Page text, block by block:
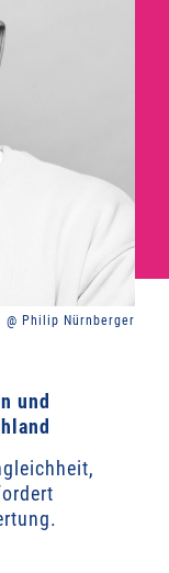
@ Philip Nürnberger
und